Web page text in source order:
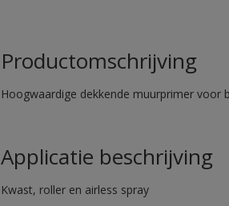
Productomschrijving
Hoogwaardige dekkende muurprimer voor
Applicatie beschrijving
Kwast, roller en airless spray